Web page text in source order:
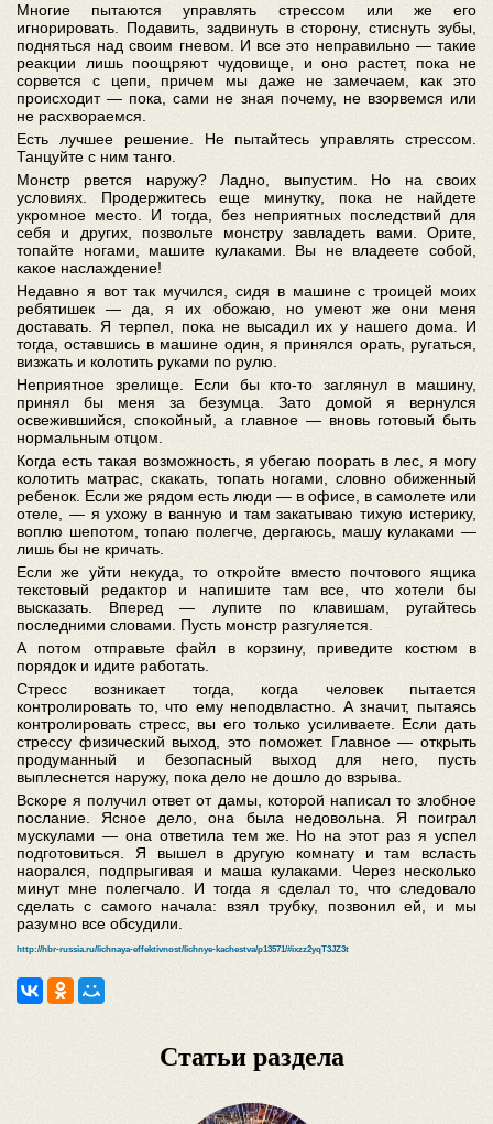
Многие пытаются управлять стрессом или же его
игнорировать. Подавить, задвинуть в сторону, стиснуть зубы,
подняться над своим гневом. И все это неправильно — такие
реакции лишь поощряют чудовище, и оно растет, пока не
сорвется с цепи, причем мы даже не замечаем, как это
происходит — пока, сами не зная почему, не взорвемся или
не расхвораемся.
Есть лучшее решение. Не пытайтесь управлять стрессом.
Танцуйте с ним танго.
Монстр рвется наружу? Ладно, выпустим. Но на своих
условиях. Продержитесь еще минутку, пока не найдете
укромное место. И тогда, без неприятных последствий для
себя и других, позвольте монстру завладеть вами. Орите,
топайте ногами, машите кулаками. Вы не владеете собой,
какое наслаждение!
Недавно я вот так мучился, сидя в машине с троицей моих
ребятишек — да, я их обожаю, но умеют же они меня
доставать. Я терпел, пока не высадил их у нашего дома. И
тогда, оставшись в машине один, я принялся орать, ругаться,
визжать и колотить руками по рулю.
Неприятное зрелище. Если бы кто-то заглянул в машину,
принял бы меня за безумца. Зато домой я вернулся
освежившийся, спокойный, а главное — вновь готовый быть
нормальным отцом.
Когда есть такая возможность, я убегаю поорать в лес, я могу
колотить матрас, скакать, топать ногами, словно обиженный
ребенок. Если же рядом есть люди — в офисе, в самолете или
отеле, — я ухожу в ванную и там закатываю тихую истерику,
воплю шепотом, топаю полегче, дергаюсь, машу кулаками —
лишь бы не кричать.
Если же уйти некуда, то откройте вместо почтового ящика
текстовый редактор и напишите там все, что хотели бы
высказать. Вперед — лупите по клавишам, ругайтесь
последними словами. Пусть монстр разгуляется.
А потом отправьте файл в корзину, приведите костюм в
порядок и идите работать.
Стресс возникает тогда, когда человек пытается
контролировать то, что ему неподвластно. А значит, пытаясь
контролировать стресс, вы его только усиливаете. Если дать
стрессу физический выход, это поможет. Главное — открыть
продуманный и безопасный выход для него, пусть
выплеснется наружу, пока дело не дошло до взрыва.
Вскоре я получил ответ от дамы, которой написал то злобное
послание. Ясное дело, она была недовольна. Я поиграл
мускулами — она ответила тем же. Но на этот раз я успел
подготовиться. Я вышел в другую комнату и там всласть
наорался, подпрыгивая и маша кулаками. Через несколько
минут мне полегчало. И тогда я сделал то, что следовало
сделать с самого начала: взял трубку, позвонил ей, и мы
разумно все обсудили.
http://hbr-russia.ru/lichnaya-effektivnost/lichnye-kachestva/p13571/#ixzz2yqT3JZ3t
Статьи раздела